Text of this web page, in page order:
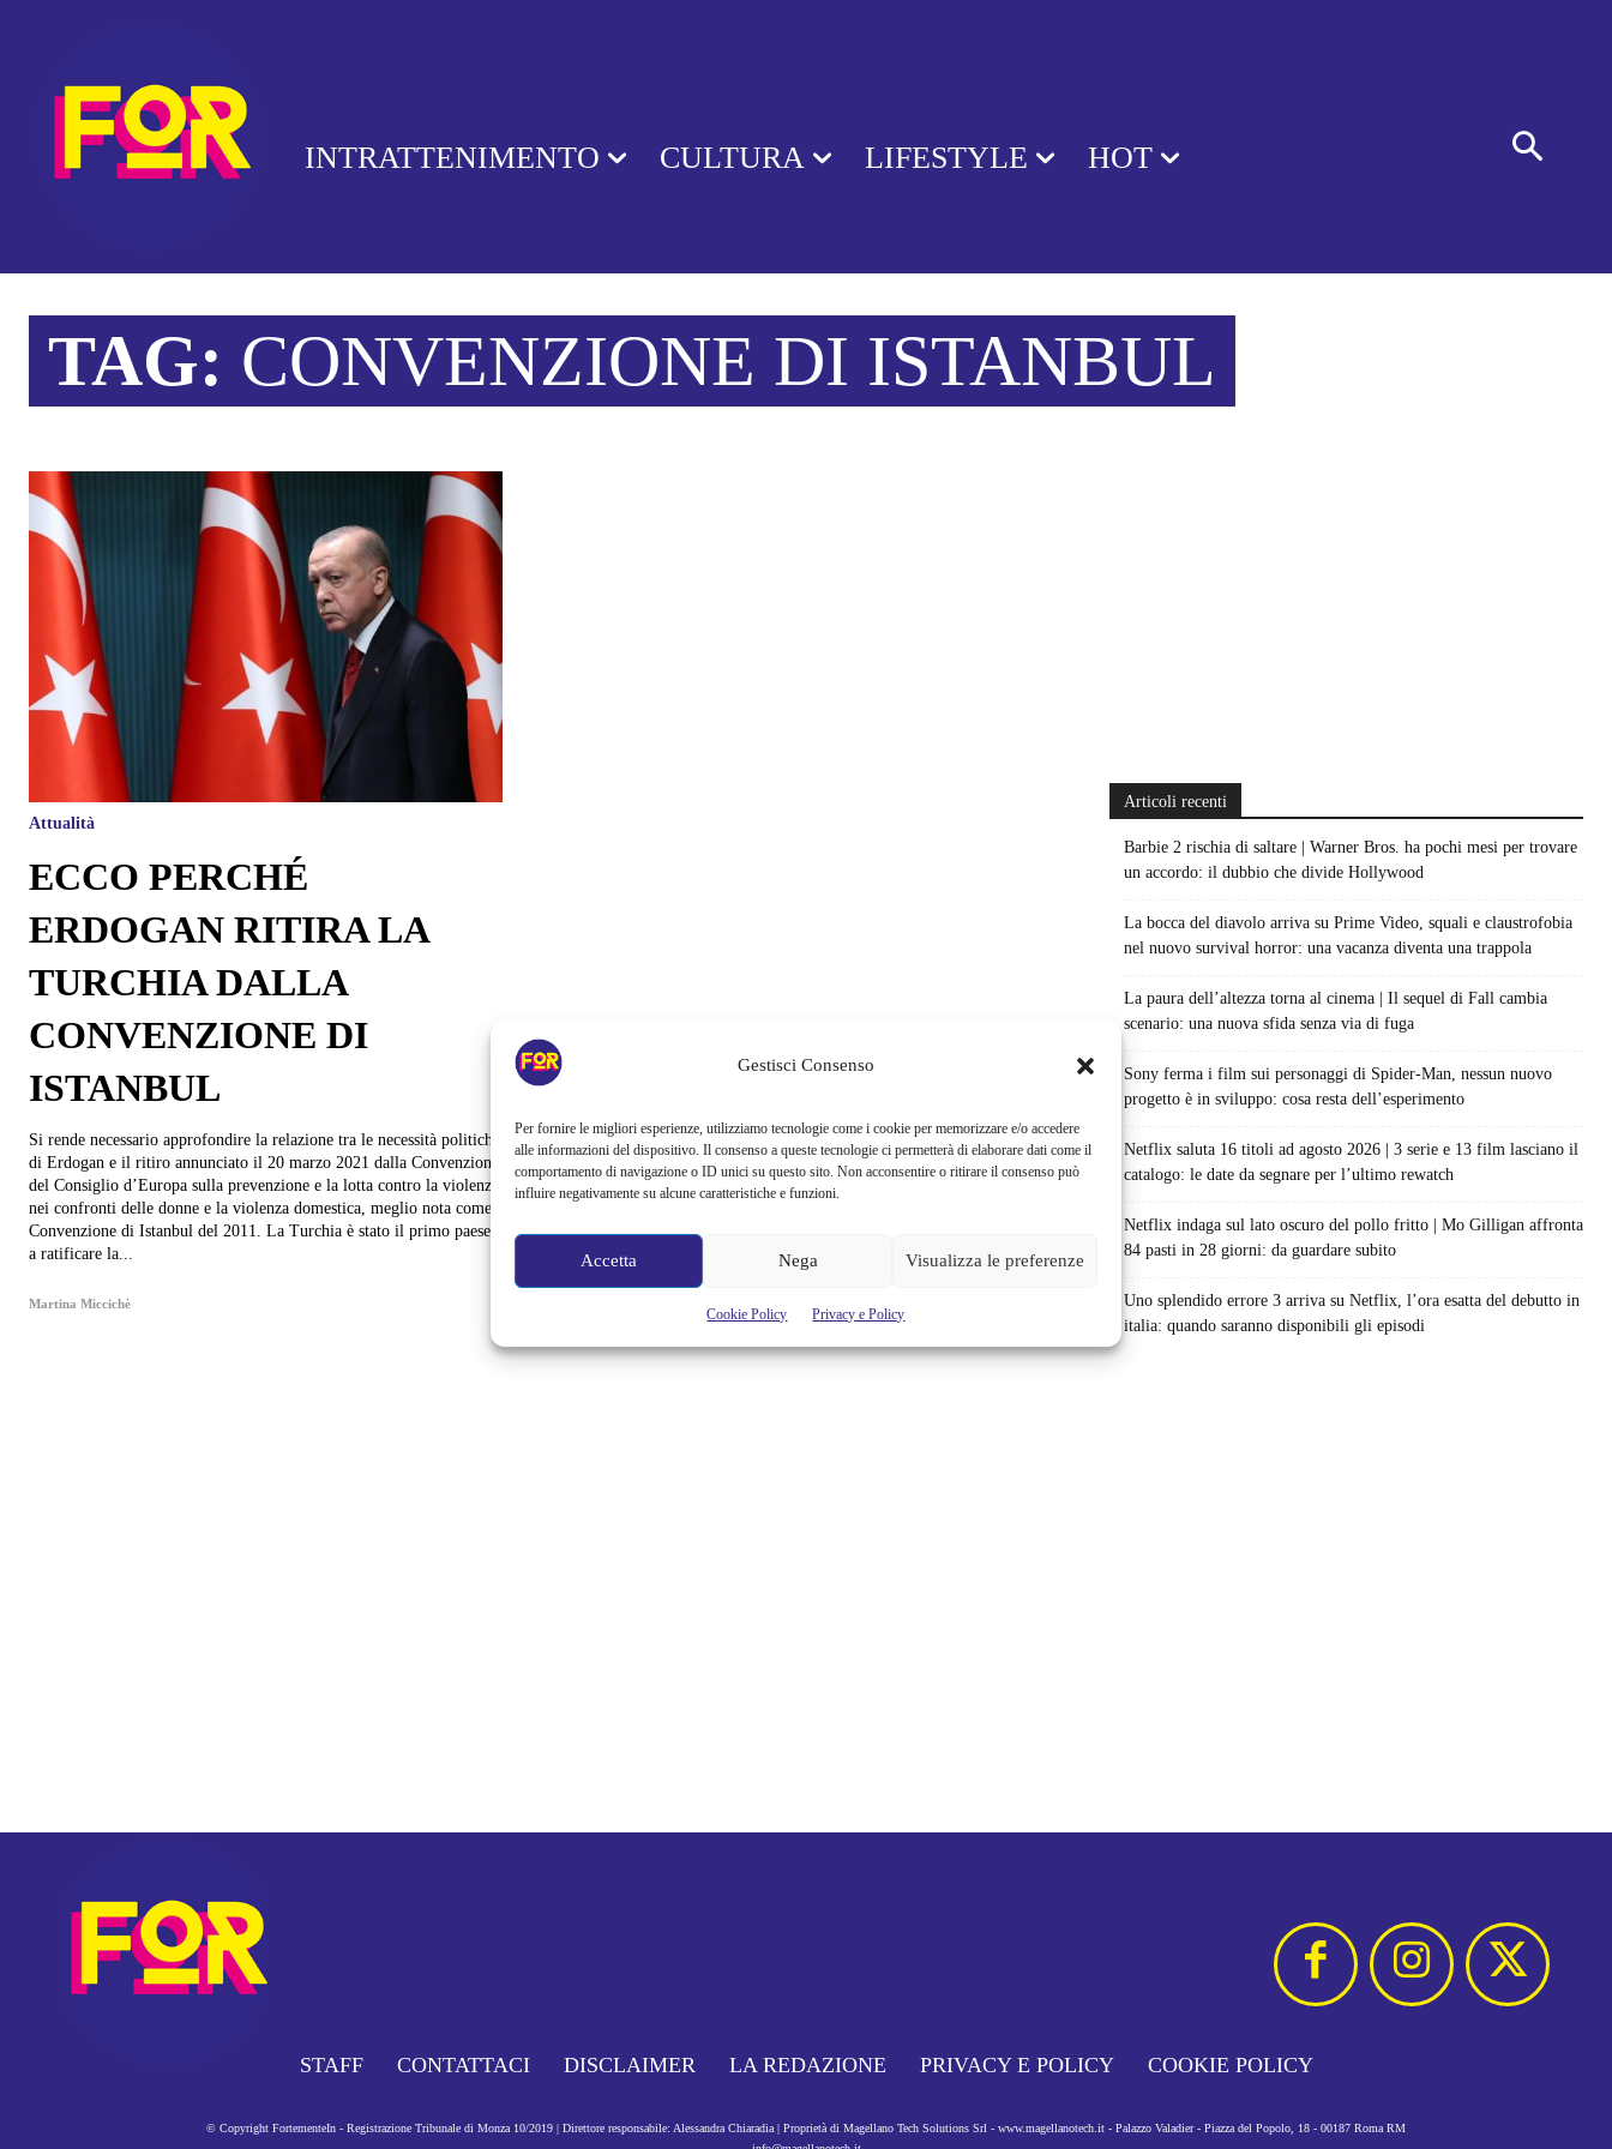
Gestisci Consenso
Per fornire le migliori esperienze, utilizziamo tecnologie come i cookie per memorizzare e/o accedere
alle informazioni del dispositivo. Il consenso a queste tecnologie ci permetterà di elaborare dati come il
comportamento di navigazione o ID unici su questo sito. Non acconsentire o ritirare il consenso può
influire negativamente su alcune caratteristiche e funzioni.
Accetta Nega Visualizza le preferenze
Cookie Policy Privacy e Policy
INTRATTENIMENTO CULTURA LIFESTYLE HOT
TAG: CONVENZIONE DI ISTANBUL
Attualità
ECCO PERCHÉ
ERDOGAN RITIRA LA
TURCHIA DALLA
CONVENZIONE DI
ISTANBUL
Si rende necessario approfondire la relazione tra le necessità politiche
di Erdogan e il ritiro annunciato il 20 marzo 2021 dalla Convenzione
del Consiglio d’Europa sulla prevenzione e la lotta contro la violenza
nei confronti delle donne e la violenza domestica, meglio nota come
Convenzione di Istanbul del 2011. La Turchia è stato il primo paese
a ratificare la...
Martina Miccichè
Articoli recenti
Barbie 2 rischia di saltare | Warner Bros. ha pochi mesi per trovare
un accordo: il dubbio che divide Hollywood
La bocca del diavolo arriva su Prime Video, squali e claustrofobia
nel nuovo survival horror: una vacanza diventa una trappola
La paura dell’altezza torna al cinema | Il sequel di Fall cambia
scenario: una nuova sfida senza via di fuga
Sony ferma i film sui personaggi di Spider-Man, nessun nuovo
progetto è in sviluppo: cosa resta dell’esperimento
Netflix saluta 16 titoli ad agosto 2026 | 3 serie e 13 film lasciano il
catalogo: le date da segnare per l’ultimo rewatch
Netflix indaga sul lato oscuro del pollo fritto | Mo Gilligan affronta
84 pasti in 28 giorni: da guardare subito
Uno splendido errore 3 arriva su Netflix, l’ora esatta del debutto in
italia: quando saranno disponibili gli episodi
STAFF CONTATTACI DISCLAIMER LA REDAZIONE PRIVACY E POLICY COOKIE POLICY
© Copyright FortementeIn - Registrazione Tribunale di Monza 10/2019 | Direttore responsabile: Alessandra Chiaradia | Proprietà di Magellano Tech Solutions Srl - www.magellanotech.it - Palazzo Valadier - Piazza del Popolo, 18 - 00187 Roma RM